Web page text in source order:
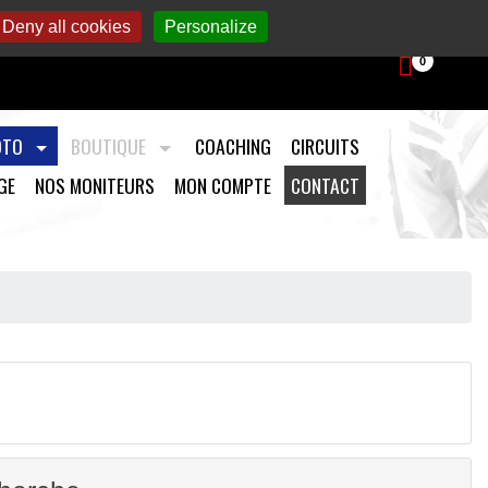
et préparation moto.
0
BOUTIQUE COACHING
CIRCUITS
NOS MONITEURS MON COMPTE CONTACT
Deny all cookies Personalize